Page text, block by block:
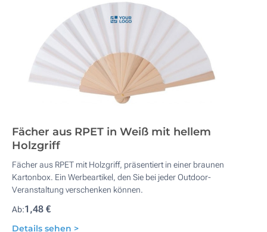
Fächer aus RPET in Weiß mit hellem
Holzgriff
Fächer aus RPET mit Holzgriff, präsentiert in einer braunen
Kartonbox. Ein Werbeartikel, den Sie bei jeder Outdoor-
Veranstaltung verschenken können.
Ab:1,48 €
Details sehen >